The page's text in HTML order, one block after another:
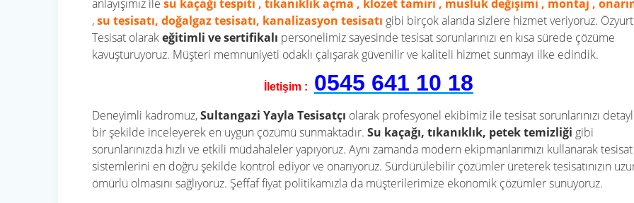
anlayışımız ilesu kaçağı tespiti , tıkanıklık açma , klozet tamiri , musluk değişimi , montaj ,
,su tesisatı, doğalgaz tesisatı, kanalizasyon tesisatı gibi birçok alanda sizlere hizmet veriyoruz. Özyurt
Tesisat olarakeğitimli ve sertifikalı personelimiz sayesinde tesisat sorunlarınızı en kısa sürede çözüme
kavuşturuyoruz. Müşteri memnuniyeti odaklı çalışarak güvenilir ve kaliteli hizmet sunmayı ilke edindik.
İletişim : 0545 641 10 18
Deneyimli kadromuz,Sultangazi Yayla Tesisatçı olarak profesyonel ekibimiz ile tesisat sorunlarınızı
bir şekilde inceleyerek en uygun çözümü sunmaktadır.Su kaçağı, tıkanıklık, petek temizliği gibi
sorunlarınızda hızlı ve etkili müdahaleler yapıyoruz. Aynı zamanda modern ekipmanlarımızı kullanarak tesisat
sistemlerini en doğru şekilde kontrol ediyor ve onarıyoruz. Sürdürülebilir çözümler üreterek tesisatınızın
ömürlü olmasını sağlıyoruz. Şeffaf fiyat politikamızla da müşterilerimize ekonomik çözümler sunuyoruz.